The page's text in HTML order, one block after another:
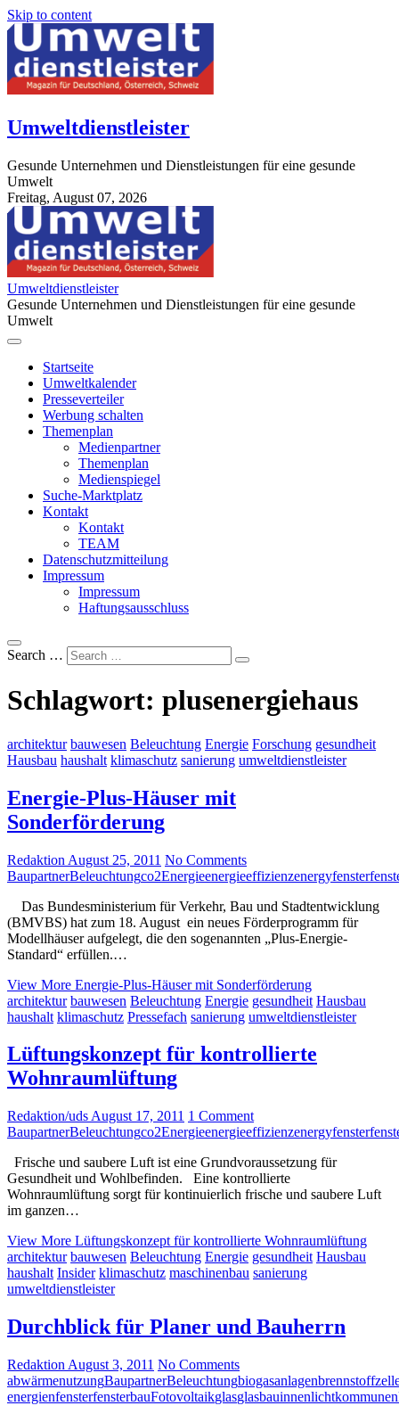
Skip to content
Umweltdienstleister
Gesunde Unternehmen und Dienstleistungen für eine gesunde
Umwelt
Freitag, August 07, 2026
StuttgartApotheke.com
Umweltdienstleister
Gesunde Unternehmen und Dienstleistungen für eine gesunde
Umwelt
Startseite
Umweltkalender
Presseverteiler
Werbung schalten
Themenplan
Medienpartner
Themenplan
Medienspiegel
Suche-Marktplatz
Kontakt
Kontakt
TEAM
Datenschutzmitteilung
Impressum
Impressum
Haftungsausschluss
Search …
Schlagwort: plusenergiehaus
architektur bauwesen Beleuchtung Energie Forschung gesundheit
Hausbau haushalt klimaschutz sanierung umweltdienstleister
Energie-Plus-Häuser mit
Sonderförderung
Redaktion August 25, 2011 No Comments
BaupartnerBeleuchtungco2Energieenergieeffizienzenergyfenster
Das Bundesministerium für Verkehr, Bau und Stadtentwicklung
(BMVBS) hat zum 18. August ein neues Förderprogramm für
Modellhäuser aufgelegt, die den sogenannten „Plus-Energie-
Standard“ erfüllen.…
View More Energie-Plus-Häuser mit Sonderförderung
architektur bauwesen Beleuchtung Energie gesundheit Hausbau
haushalt klimaschutz Pressefach sanierung umweltdienstleister
Lüftungskonzept für kontrollierte
Wohnraumlüftung
Redaktion/uds August 17, 2011 1 Comment
BaupartnerBeleuchtungco2Energieenergieeffizienzenergyfenster
Frische und saubere Luft ist eine Grundvoraussetzung für
Gesundheit und Wohlbefinden. Eine kontrollierte
Wohnraumlüftung sorgt für kontinuierlich frische und saubere Luft
im ganzen…
View More Lüftungskonzept für kontrollierte Wohnraumlüftung
architektur bauwesen Beleuchtung Energie gesundheit Hausbau
haushalt Insider klimaschutz maschinenbau sanierung
umweltdienstleister
Durchblick für Planer und Bauherrn
Redaktion August 3, 2011 No Comments
abwärmenutzungBaupartnerBeleuchtungbiogasanlagen
energienfensterfensterbauFotovoltaikglasglasbauinnenlichtkommunen